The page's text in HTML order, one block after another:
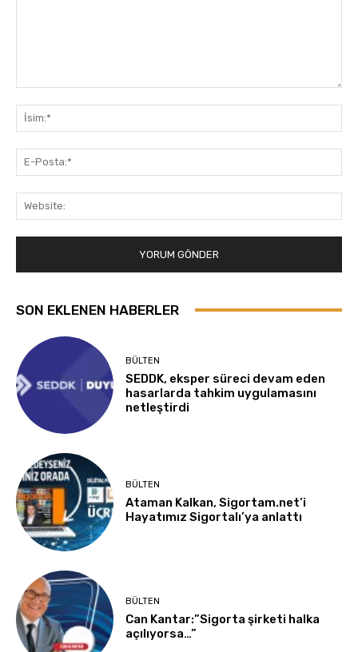
SON EKLENEN HABERLER
BÜLTEN
SEDDK, eksper süreci devam eden
hasarlarda tahkim uygulamasını
netleştirdi
BÜLTEN
Ataman Kalkan, Sigortam.net’i
Hayatımız Sigortalı’ya anlattı
BÜLTEN
Can Kantar:”Sigorta şirketi halka
açılıyorsa…”